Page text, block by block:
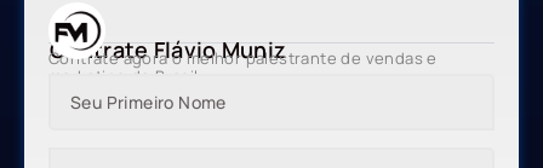
Contrate Flávio Muniz
Contrate agora o melhor palestrante de vendas e
marketing do Brasil